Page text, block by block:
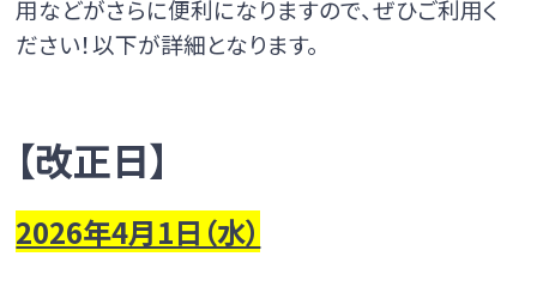
渋谷・新宿線のページへ
のりば
昼行便
用などがさらに便利になりますので、ぜひご利用く
ださい！以下が詳細となります。
【改正日】
2026年4月1日（水）
時刻表